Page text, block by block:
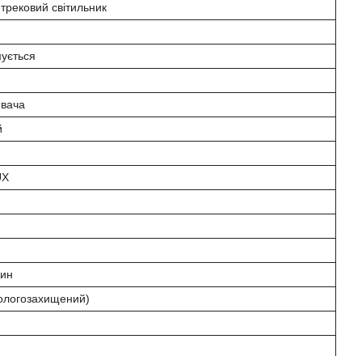
світильник